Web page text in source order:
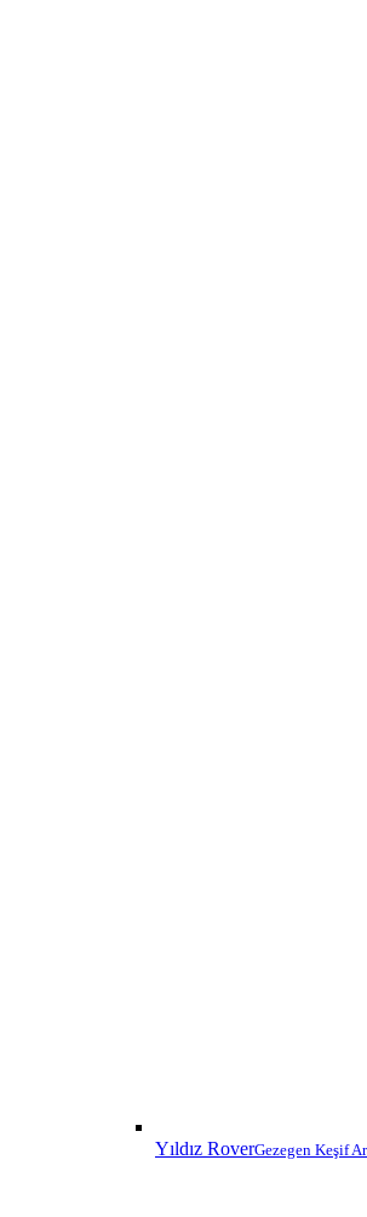
Yıldız RoverGezegen Keşif